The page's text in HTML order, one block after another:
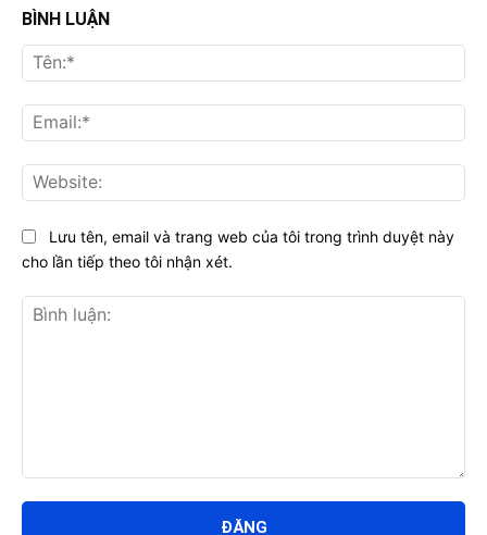
BÌNH LUẬN
luận:
Lưu tên, email và trang web của tôi trong trình duyệt này
cho lần tiếp theo tôi nhận xét.